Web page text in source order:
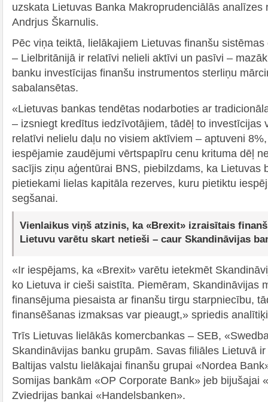
uzskata Lietuvas Banka Makroprudenciālās analīzes
Andrjus Škarnulis.
Pēc viņa teiktā, lielākajiem Lietuvas finanšu
– Lielbritānijā ir relatīvi nelieli aktīvi un pasīvi –
banku investīcijas finanšu instrumentos sterliņu
sabalansētas.
«Lietuvas bankas tendētas nodarboties ar
– izsniegt kredītus iedzīvotājiem, tādēļ to investīcijas
relatīvi nelielu daļu no visiem aktīviem – aptuveni
iespējamie zaudējumi vērtspapīru cenu krituma dēļ
sacījis ziņu aģentūrai BNS, piebilzdams, ka Lietuvas
pietiekami lielas kapitāla rezerves, kuru pietiktu
segšanai.
Vienlaikus viņš atzinis, ka «Brexit» izraisītais
Lietuvu varētu skart netieši – caur Skandināvijas
«Ir iespējams, ka «Brexit» varētu ietekmēt
ko Lietuva ir cieši saistīta. Piemēram, Skandināvijas
finansējuma piesaista ar finanšu tirgu starpniecību,
finansēšanas izmaksas var pieaugt,» spriedis
Trīs Lietuvas lielākās komercbankas – SEB,
Skandināvijas banku grupām. Savas filiāles Lietuvā
Baltijas valstu lielākajai finanšu grupai «Nordea
Somijas bankām «OP Corporate Bank» jeb bijušajai
Zviedrijas bankai «Handelsbanken».